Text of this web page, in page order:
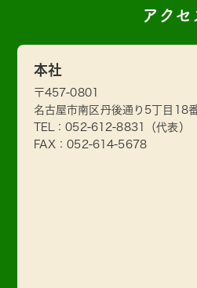
アクセ
本社
〒457-0801
名古屋市南区丹後通り5丁目18
TEL：052-612-8831
（代表）
FAX：052-614-5678